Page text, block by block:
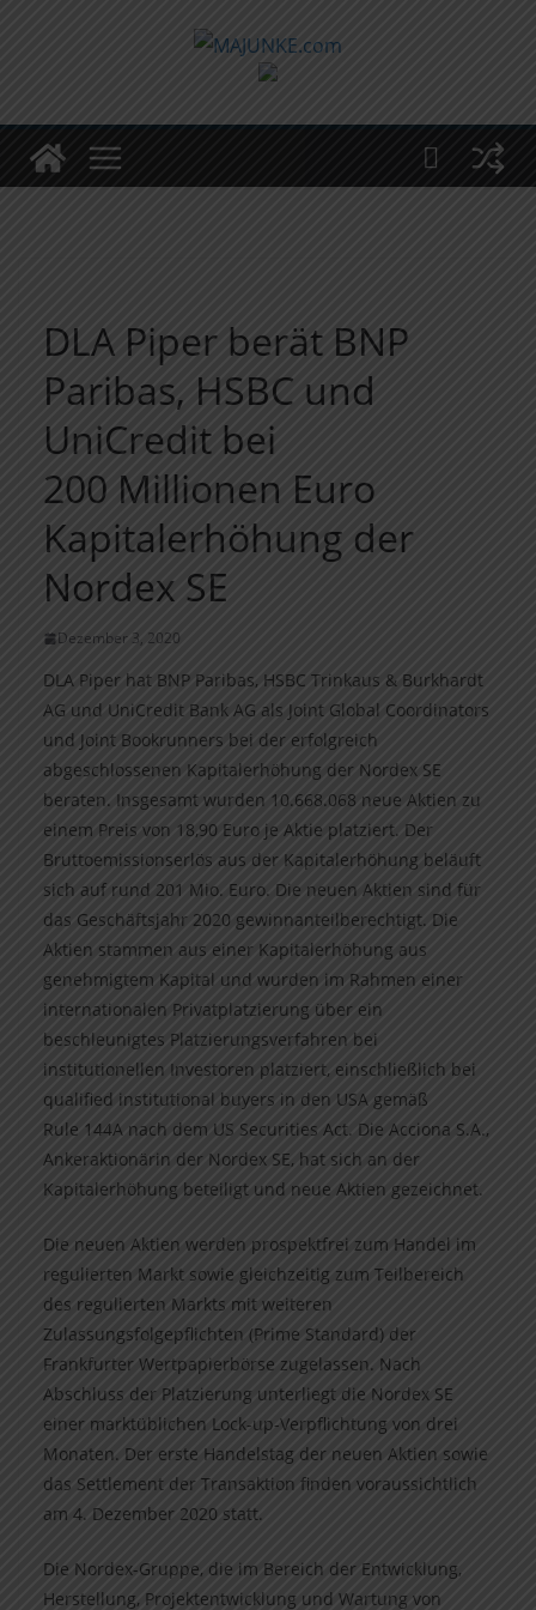
DLA Piper berät BNP
Paribas, HSBC und
UniCredit bei
200 Millionen Euro
Kapitalerhöhung der
Nordex SE
Dezember 3, 2020
DLA Piper hat BNP Paribas, HSBC Trinkaus & Burkhardt
AG und UniCredit Bank AG als Joint Global Coordinators
und Joint Bookrunners bei der erfolgreich
abgeschlossenen Kapitalerhöhung der Nordex SE
beraten. Insgesamt wurden 10.668.068 neue Aktien zu
einem Preis von 18,90 Euro je Aktie platziert. Der
Bruttoemissionserlös aus der Kapitalerhöhung beläuft
sich auf rund 201 Mio. Euro. Die neuen Aktien sind für
das Geschäftsjahr 2020 gewinnanteilberechtigt. Die
Aktien stammen aus einer Kapitalerhöhung aus
genehmigtem Kapital und wurden im Rahmen einer
internationalen Privatplatzierung über ein
beschleunigtes Platzierungsverfahren bei
institutionellen Investoren platziert, einschließlich bei
qualified institutional buyers in den USA gemäß
Rule 144A nach dem US Securities Act. Die Acciona S.A.,
Ankeraktionärin der Nordex SE, hat sich an der
Kapitalerhöhung beteiligt und neue Aktien gezeichnet.
Die neuen Aktien werden prospektfrei zum Handel im
regulierten Markt sowie gleichzeitig zum Teilbereich
des regulierten Markts mit weiteren
Zulassungsfolgepflichten (Prime Standard) der
Frankfurter Wertpapierbörse zugelassen. Nach
Abschluss der Platzierung unterliegt die Nordex SE
einer marktüblichen Lock-up-Verpflichtung von drei
Monaten. Der erste Handelstag der neuen Aktien sowie
das Settlement der Transaktion finden voraussichtlich
am 4. Dezember 2020 statt.
Die Nordex-Gruppe, die im Bereich der Entwicklung,
Herstellung, Projektentwicklung und Wartung von